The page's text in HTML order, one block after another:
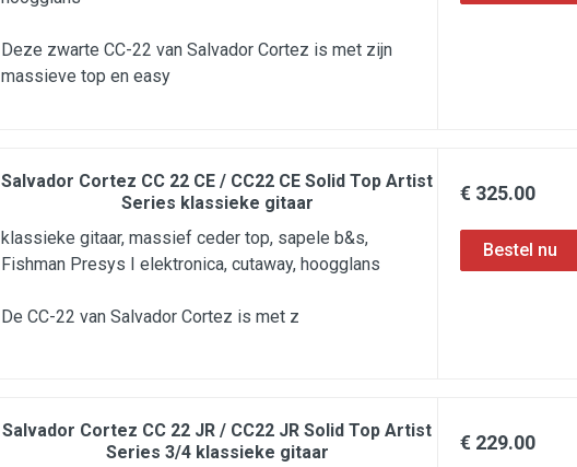
Deze zwarte CC-22 van Salvador Cortez is met zijn
massieve top en easy
Salvador Cortez CC 22 CE / CC22 CE Solid Top Artist
Series klassieke gitaar
klassieke gitaar, massief ceder top, sapele b&s,
Fishman Presys I elektronica, cutaway, hoogglans
De CC-22 van Salvador Cortez is met z
€ 325.00
Salvador Cortez CC 22 JR / CC22 JR Solid Top Artist
Series 3/4 klassieke gitaar
€ 229.00